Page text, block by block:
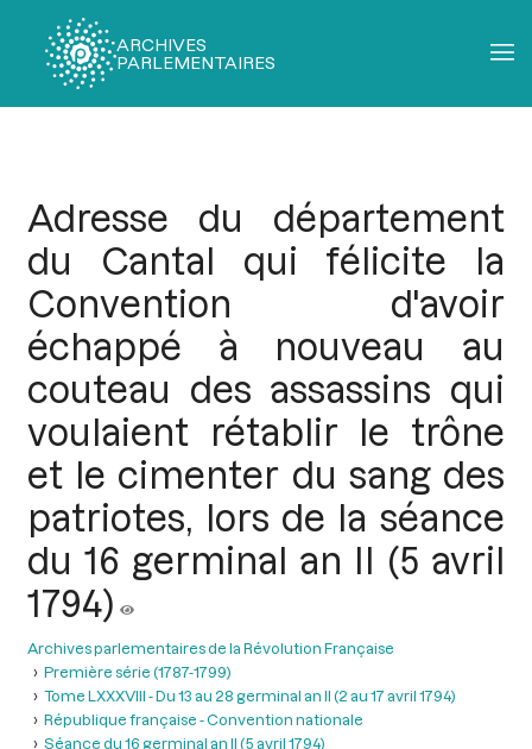
ARCHIVES
PARLEMENTAIRES
Adresse du département
du Cantal qui félicite la
Convention d'avoir
échappé à nouveau au
couteau des assassins qui
voulaient rétablir le trône
et le cimenter du sang des
patriotes, lors de la séance
du 16 germinal an II (5 avril
1794)
Archives parlementaires de la Révolution Française
Première série (1787-1799)
Tome LXXXVIII - Du 13 au 28 germinal an II (2 au 17 avril 1794)
République française - Convention nationale
Séance du 16 germinal an II (5 avril 1794)